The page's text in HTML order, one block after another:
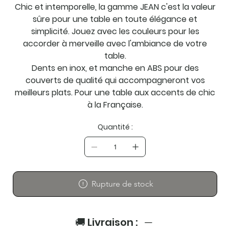
Chic et intemporelle, la gamme JEAN c'est la valeur
sûre pour une table en toute élégance et
simplicité. Jouez avec les couleurs pour les
accorder à merveille avec l'ambiance de votre
table.
Dents en inox, et manche en ABS pour des
couverts de qualité qui accompagneront vos
meilleurs plats. Pour une table aux accents de chic
à la Française.
Quantité :
Rupture de stock
🚚 Livraison :